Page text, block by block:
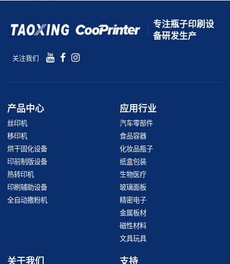
专注瓶子印刷设
备研发生产
关注我们
产品中心
丝印机
移印机
烘干固化设备
印前制版设备
热转印机
印刷辅助设备
全自动撒粉机
应用行业
汽车零部件
食品容器
化妆品瓶子
纸盒包装
生物医疗
玻璃面板
精密电子
金属板材
磁性材料
文具玩具
关于我们 支持